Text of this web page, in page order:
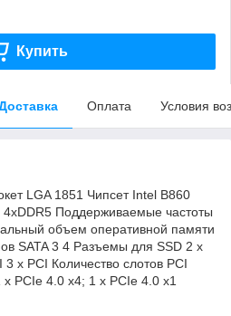
Купить
Оплата Условия
LGA 1851 Чипсет Intel B860
4xDDR5 Поддерживаемые частоты
объем оперативной памяти
SATA 3 4 Разъемы для SSD 2 x
3 x PCI Количество слотов PCI
PCIe 4.0 x4; 1 x PCIe 4.0 x1